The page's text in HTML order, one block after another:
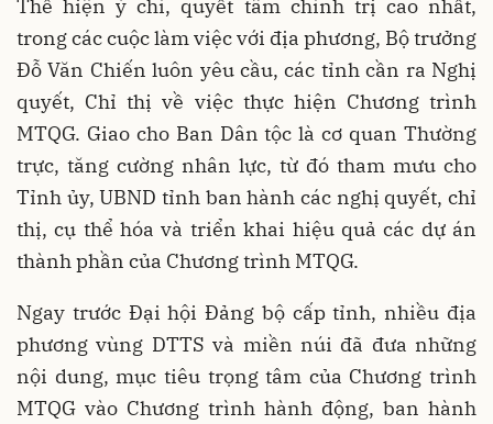
Thể hiện ý chí, quyết tâm chính trị cao nhất,
trong các cuộc làm việc với địa phương, Bộ trưởng
Đỗ Văn Chiến luôn yêu cầu, các tỉnh cần ra Nghị
quyết, Chỉ thị về việc thực hiện Chương trình
MTQG. Giao cho Ban Dân tộc là cơ quan Thường
trực, tăng cường nhân lực, từ đó tham mưu cho
Tỉnh ủy, UBND tỉnh ban hành các nghị quyết, chỉ
thị, cụ thể hóa và triển khai hiệu quả các dự án
thành phần của Chương trình MTQG.
Ngay trước Đại hội Đảng bộ cấp tỉnh, nhiều địa
phương vùng DTTS và miền núi đã đưa những
nội dung, mục tiêu trọng tâm của Chương trình
MTQG vào Chương trình hành động, ban hành